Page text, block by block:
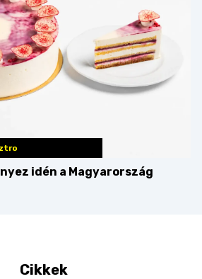
idén a Magyarország
Cikkek